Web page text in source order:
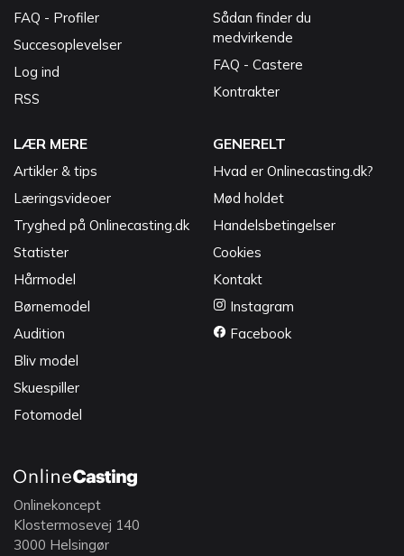
FAQ - Profiler
Succesoplevelser
Log ind
RSS
Sådan finder du
medvirkende
FAQ - Castere
Kontrakter
LÆR MERE
Artikler & tips
Læringsvideoer
Tryghed på Onlinecasting.dk
Statister
Hårmodel
Børnemodel
Audition
Bliv model
Skuespiller
Fotomodel
GENERELT
Hvad er Onlinecasting.dk?
Mød holdet
Handelsbetingelser
Cookies
Kontakt
Instagram
Facebook
Onlinekoncept
Klostermosevej 140
3000 Helsingør